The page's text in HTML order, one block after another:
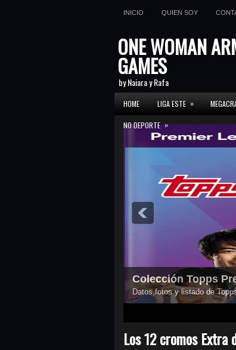
INICIO QUIEN SOY
ONE WOMAN
GAMES
by Naiara y Rafa
HOME LIGA ESTE »
NO DEPORTE »
Colección Topps
Datos,fotos y listado de
Los 12 cromos Extra